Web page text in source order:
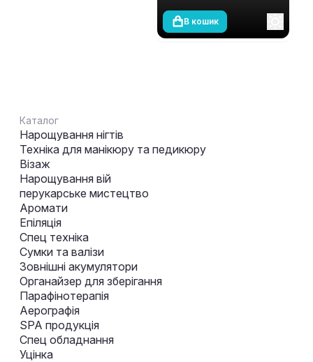
В кошик
Каталог
Нарощування нігтів
Техніка для манікюру та педикюру
Візаж
Нарощування вій
перукарське мистецтво
Аромати
Епіляція
Спец техніка
Сумки та валізи
Зовнішні акумулятори
Органайзер для зберігання
Парафінотерапія
Аерографія
SPA продукція
Спец обладнання
Уцінка